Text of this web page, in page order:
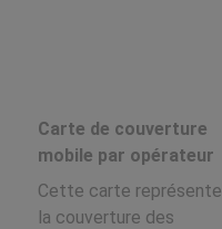
Carte de couverture
mobile par opérateur
Cette carte représente
la couverture des